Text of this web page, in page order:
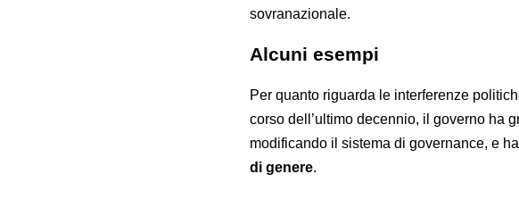
sovranazionale.
Alcuni esempi
Per quanto riguarda le interferenze
corso dell’ultimo decennio, il governo ha
modificando il sistema di governance, e
di genere.